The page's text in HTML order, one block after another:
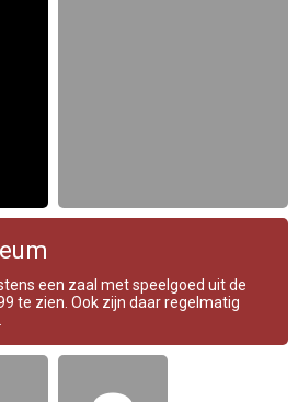
een zaal met speelgoed uit de
te zien. Ook zijn daar regelmatig